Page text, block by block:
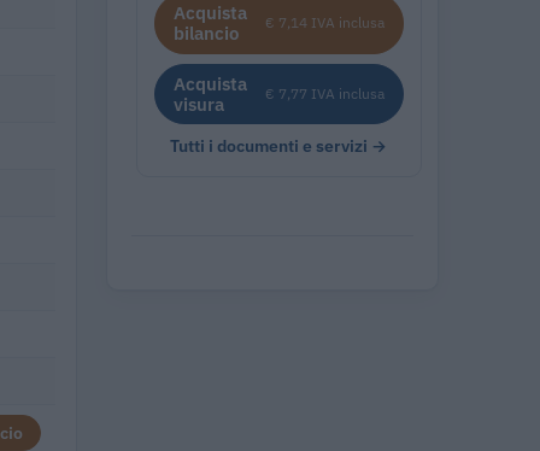
Acquista
bilancio
€ 7,14 IVA inclusa
Acquista
visura
€ 7,77 IVA inclusa
Tutti i documenti e servizi →